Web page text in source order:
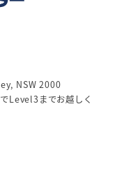
NSW 2000
Level3までお越しく